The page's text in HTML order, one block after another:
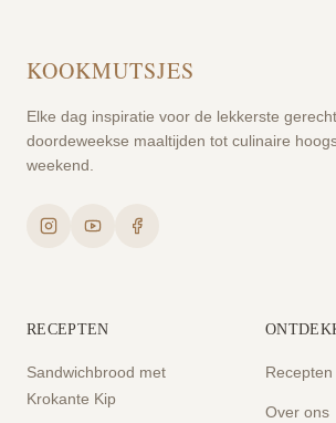
KOOKMUTSJES
Elke dag inspiratie voor de lekkerste
doordeweekse maaltijden tot culinaire
weekend.
RECEPTEN
Sandwichbrood met
Krokante Kip
Recepten
Over ons